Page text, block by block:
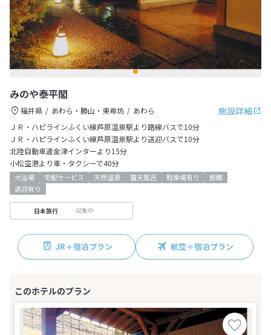
みのや泰平閣
施設詳細
福井県 あわら・勝山・東尋坊
あわら
ＪＲ・ハピラインふくい線芦原温泉駅より路線バスで10分
ＪＲ・ハピラインふくい線芦原温泉駅より送迎バスで10分
北陸自動車道金津インターより15分
小松空港より車・タクシーで40分
大浴場 宅配サービス 天然温泉 露天風呂 駐車場有り
旅館
送迎有り
日本旅行 収集中
JR＋宿泊プラン 航空＋宿泊プラン